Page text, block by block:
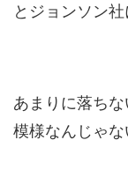
とジョンソン社
あまりに落ち
模様なんじゃな